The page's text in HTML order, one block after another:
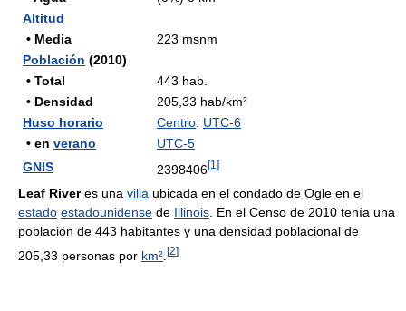
Altitud
• Media
223 msnm
Población (2010)
• Total
443 hab.
• Densidad
205,33 hab/km²
Huso horario
Centro: UTC-6
• en verano
UTC-5
GNIS
2398406[1 ]
Leaf Riveres una villa ubicada en el condado de Ogle en el
estado estadounidense de Illinois . En el Censo de 2010 tenía una
población de 443 habitantes y una densidad poblacional de
205,33 personas por km² [2]